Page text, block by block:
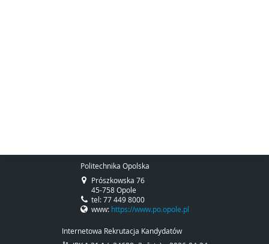
Politechnika Opolska
Prószkowska 76
45-758 Opole
tel: 77 449 8000
www: https://www.po.opole.pl
Internetowa Rekrutacja Kandydatów